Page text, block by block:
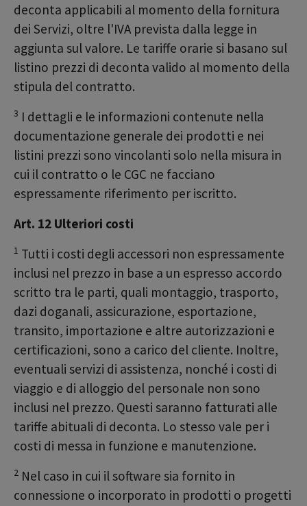
deconta applicabili al momento della fornitura
dei Servizi, oltre l'IVA prevista dalla legge in
aggiunta sul valore. Le tariffe orarie si basano sul
listino prezzi di deconta valido al momento della
stipula del contratto.
3 I dettagli e le informazioni contenute nella
documentazione generale dei prodotti e nei
listini prezzi sono vincolanti solo nella misura in
cui il contratto o le CGC ne facciano
espressamente riferimento per iscritto.
Art. 12 Ulteriori costi
1 Tutti i costi degli accessori non espressamente
inclusi nel prezzo in base a un espresso accordo
scritto tra le parti, quali montaggio, trasporto,
dazi doganali, assicurazione, esportazione,
transito, importazione e altre autorizzazioni e
certificazioni, sono a carico del cliente. Inoltre,
eventuali servizi di assistenza, nonché i costi di
viaggio e di alloggio del personale non sono
inclusi nel prezzo. Questi saranno fatturati alle
tariffe abituali di deconta. Lo stesso vale per i
costi di messa in funzione e manutenzione.
2 Nel caso in cui il software sia fornito in
connessione o incorporato in prodotti o progetti